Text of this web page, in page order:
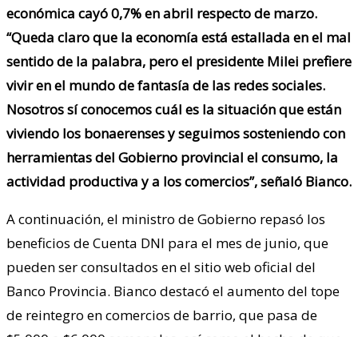
económica cayó 0,7% en abril respecto de marzo.
“Queda claro que la economía está estallada en el mal
sentido de la palabra, pero el presidente Milei prefiere
vivir en el mundo de fantasía de las redes sociales.
Nosotros sí conocemos cuál es la situación que están
viviendo los bonaerenses y seguimos sosteniendo con
herramientas del Gobierno provincial el consumo, la
actividad productiva y a los comercios”, señaló Bianco.
A continuación, el ministro de Gobierno repasó los
beneficios de Cuenta DNI para el mes de junio, que
pueden ser consultados en el sitio web oficial del
Banco Provincia. Bianco destacó el aumento del tope
de reintegro en comercios de barrio, que pasa de